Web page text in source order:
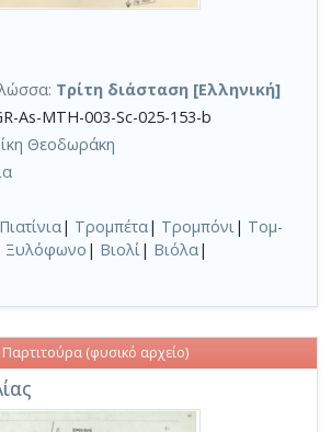
Τρίτη διάσταση [Ελληνική]
As-MTH-003-Sc-025-153-b
Θεοδωράκη
Πιατίνια| Τρομπέτα| Τρομπόνι | Τομ-
Ξυλόφωνο | Βιολί | Βιόλα|
Παρτιτούρα (φυσικό αρχείο)